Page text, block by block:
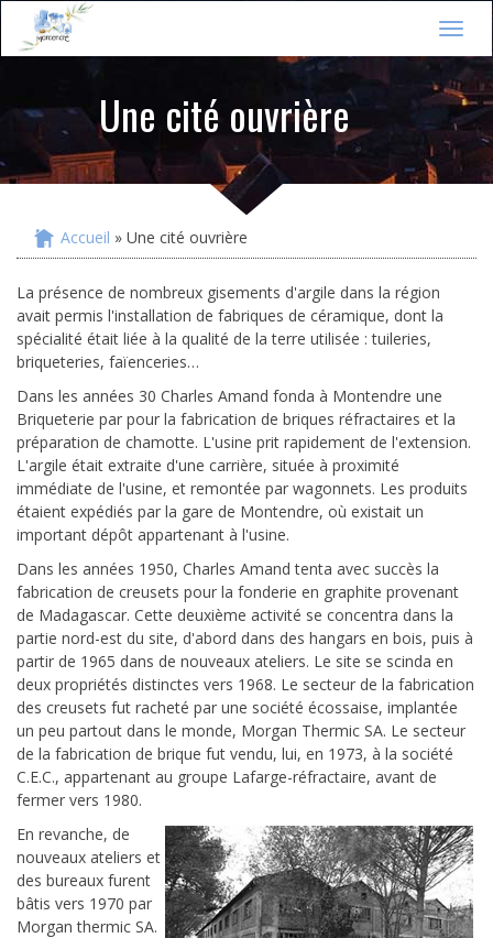
T
o
g
g
n
a
Une cité ouvrière
Vous êtes ici
Accueil » Une cité ouvrière
La présence de nombreux gisements d'argile dans la région
avait permis l'installation de fabriques de céramique, dont la
spécialité était liée à la qualité de la terre utilisée : tuileries,
briqueteries, faïenceries…
Dans les années 30 Charles Amand fonda à Montendre une
Briqueterie par pour la fabrication de briques réfractaires et la
préparation de chamotte. L'usine prit rapidement de l'extension.
L'argile était extraite d'une carrière, située à proximité
immédiate de l'usine, et remontée par wagonnets. Les produits
étaient expédiés par la gare de Montendre, où existait un
important dépôt appartenant à l'usine.
Dans les années 1950, Charles Amand tenta avec succès la
fabrication de creusets pour la fonderie en graphite provenant
de Madagascar. Cette deuxième activité se concentra dans la
partie nord-est du site, d'abord dans des hangars en bois, puis à
partir de 1965 dans de nouveaux ateliers. Le site se scinda en
deux propriétés distinctes vers 1968. Le secteur de la fabrication
des creusets fut racheté par une société écossaise, implantée
un peu partout dans le monde, Morgan Thermic SA. Le secteur
de la fabrication de brique fut vendu, lui, en 1973, à la société
C.E.C., appartenant au groupe Lafarge-réfractaire, avant de
fermer vers 1980.
En revanche, de
nouveaux ateliers et
des bureaux furent
bâtis vers 1970 par
Morgan thermic SA.